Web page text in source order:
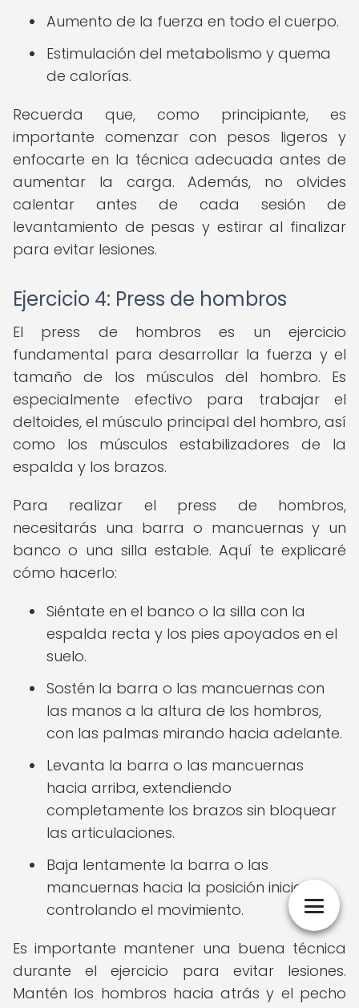
Aumento de la fuerza en todo el cuerpo.
Estimulación del metabolismo y quema
de calorías.
Recuerda que, como principiante, es
importante comenzar con pesos ligeros y
enfocarte en la técnica adecuada antes de
aumentar la carga. Además, no olvides
calentar antes de cada sesión de
levantamiento de pesas y estirar al finalizar
para evitar lesiones.
Ejercicio 4: Press de hombros
El press de hombros es un ejercicio
fundamental para desarrollar la fuerza y el
tamaño de los músculos del hombro. Es
especialmente efectivo para trabajar el
deltoides, el músculo principal del hombro, así
como los músculos estabilizadores de la
espalda y los brazos.
Para realizar el press de hombros,
necesitarás una barra o mancuernas y un
banco o una silla estable. Aquí te explicaré
cómo hacerlo:
Siéntate en el banco o la silla con la
espalda recta y los pies apoyados en el
suelo.
Sostén la barra o las mancuernas con
las manos a la altura de los hombros,
con las palmas mirando hacia adelante.
Levanta la barra o las mancuernas
hacia arriba, extendiendo
completamente los brazos sin bloquear
las articulaciones.
Baja lentamente la barra o las
mancuernas hacia la posición inicial,
controlando el movimiento.
Es importante mantener una buena técnica
durante el ejercicio para evitar lesiones.
Mantén los hombros hacia atrás y el pecho